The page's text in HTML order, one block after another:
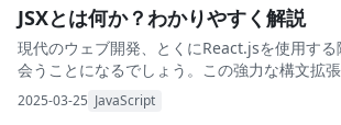
JSXとは何か？わかりやすく解説
現代のウェブ開発、とくにReact.jsを使用する
会うことになるでしょう。この強力な構文拡
は、直感的で保守しやすいReactアプリケーシ
で極めて重要です。本記事では、
2025-03-25 JavaScript